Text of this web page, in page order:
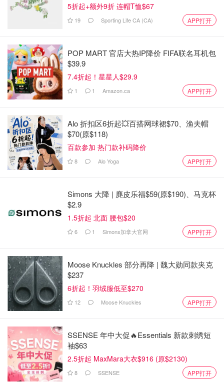
5折起+额外9折 连帽T恤$67
19 Sporting Life CA (CA) APP打开
POP MART 官店大热IP降价 FIFA联名耳机包
$39.9
7.4折起！星星人$29.9
1 1 Amazon.ca APP打开
Alo 折扣区6折起💥百搭网球裙$70、渔夫帽
$70(原$118)
百款参加 热门款补码降价
8 Alo Yoga APP打开
Simons 大降 | 麂皮乐福$59(原$190)、马克杯
$2.9
1.5折起 北面 腰包$20
6 1 Simons加拿大官网 APP打开
Moose Knuckles 部分再降 | 魏大勋同款夹克
$237
6折起！羽绒服低至$270
12 Moose Knuckles APP打开
SSENSE 年中大促🔥Essentials 新款刺绣短
袖$63
2.5折起 MaxMara大衣$916 (原$2130)
8 SSENSE APP打开